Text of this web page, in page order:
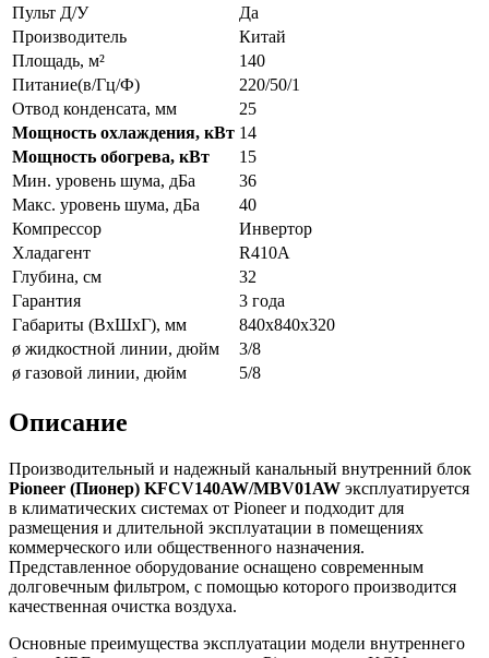
Пульт Д/У
Да
Производитель
Китай
Площадь, м²
140
Питание(в/Гц/Ф)
220/50/1
Отвод конденсата, мм
25
Мощность охлаждения, кВт 14
Мощность обогрева, кВт
15
Мин. уровень шума, дБа
36
Макс. уровень шума, дБа
40
Компрессор
Инвертор
Хладагент
R410A
Глубина, см
32
Гарантия
3 года
Габариты (ВxШxГ), мм
840x840x320
ø жидкостной линии, дюйм
3/8
ø газовой линии, дюйм
5/8
Описание
Производительный и надежный канальный внутренний блок
Pioneer (Пионер) KFCV140AW/MBV01AW эксплуатируется
в климатических системах от Pioneer и подходит для
размещения и длительной эксплуатации в помещениях
коммерческого или общественного назначения.
Представленное оборудование оснащено современным
долговечным фильтром, с помощью которого производится
качественная очистка воздуха.
Основные преимущества эксплуатации модели внутреннего